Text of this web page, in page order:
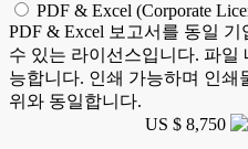
PDF & Excel (Corporate
PDF & Excel 보고서를 동일
수 있는 라이선스입니다. 파일
능합니다. 인쇄 가능하며 인쇄
위와 동일합니다.
US $ 8,750